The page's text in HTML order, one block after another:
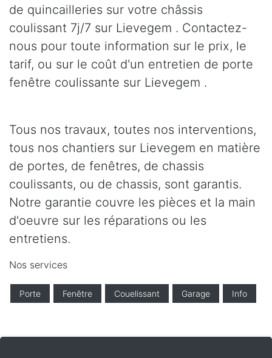
de quincailleries sur votre châssis
coulissant 7j/7 sur Lievegem . Contactez-
nous pour toute information sur le prix, le
tarif, ou sur le coût d'un entretien de porte
fenêtre coulissante sur Lievegem .
Tous nos travaux, toutes nos interventions,
tous nos chantiers sur Lievegem en matière
de portes, de fenêtres, de chassis
coulissants, ou de chassis, sont garantis.
Notre garantie couvre les pièces et la main
d'oeuvre sur les réparations ou les
entretiens.
Nos services
Porte Fenêtre Couelissant Garage Info